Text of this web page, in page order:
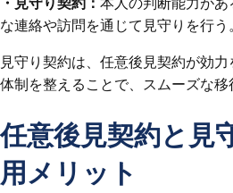
な連絡や訪問を通じて見守りを行う。
見守り契約は、任意後見契約が効
体制を整えることで、スムーズな移
任意後見契約と見
用メリット